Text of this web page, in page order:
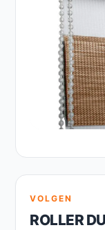
VOLGEN
ROLLER